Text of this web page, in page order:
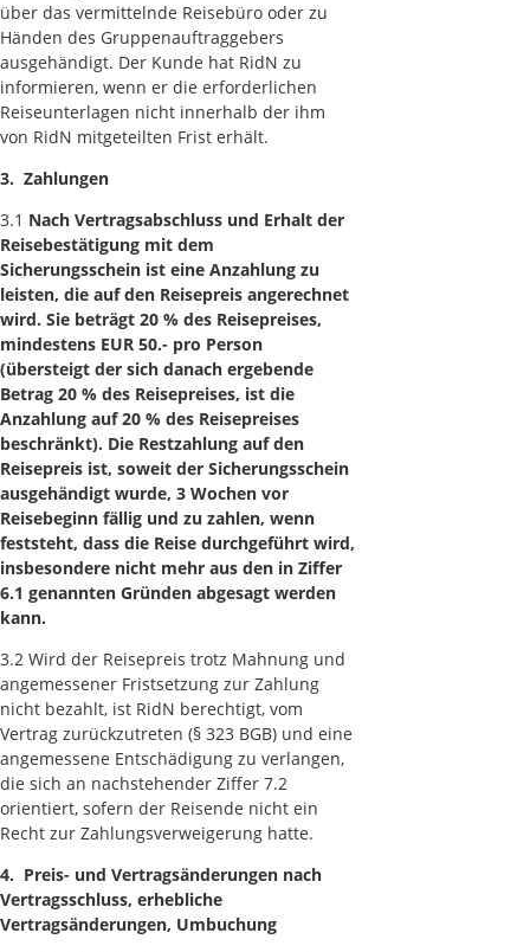
über das vermittelnde Reisebüro oder zu
Händen des Gruppenauftraggebers
ausgehändigt. Der Kunde hat RidN zu
informieren, wenn er die erforderlichen
Reiseunterlagen nicht innerhalb der ihm
von RidN mitgeteilten Frist erhält.
3. Zahlungen
3.1 Nach Vertragsabschluss und Erhalt der
Reisebestätigung mit dem
Sicherungsschein ist eine Anzahlung zu
leisten, die auf den Reisepreis angerechnet
wird. Sie beträgt 20 % des Reisepreises,
mindestens EUR 50.- pro Person
(übersteigt der sich danach ergebende
Betrag 20 % des Reisepreises, ist die
Anzahlung auf 20 % des Reisepreises
beschränkt). Die Restzahlung auf den
Reisepreis ist, soweit der Sicherungsschein
ausgehändigt wurde, 3 Wochen vor
Reisebeginn fällig und zu zahlen, wenn
feststeht, dass die Reise durchgeführt wird,
insbesondere nicht mehr aus den in Ziffer
6.1 genannten Gründen abgesagt werden
kann.
3.2 Wird der Reisepreis trotz Mahnung und
angemessener Fristsetzung zur Zahlung
nicht bezahlt, ist RidN berechtigt, vom
Vertrag zurückzutreten (§ 323 BGB) und eine
angemessene Entschädigung zu verlangen,
die sich an nachstehender Ziffer 7.2
orientiert, sofern der Reisende nicht ein
Recht zur Zahlungsverweigerung hatte.
4. Preis- und Vertragsänderungen nach
Vertragsschluss, erhebliche
Vertragsänderungen, Umbuchung